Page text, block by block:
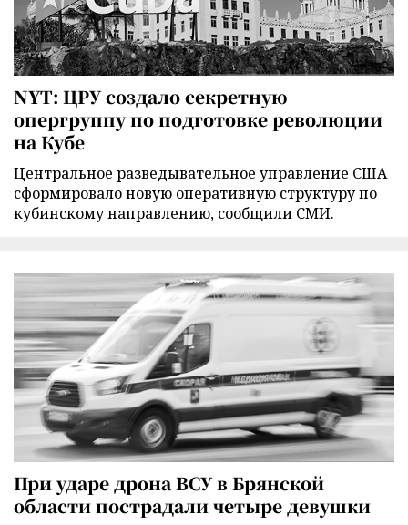
NYT: ЦРУ создало секретную
опергруппу по подготовке революции
на Кубе
Центральное разведывательное управление США
сформировало новую оперативную структуру по
кубинскому направлению, сообщили СМИ.
При ударе дрона ВСУ в Брянской
области пострадали четыре девушки